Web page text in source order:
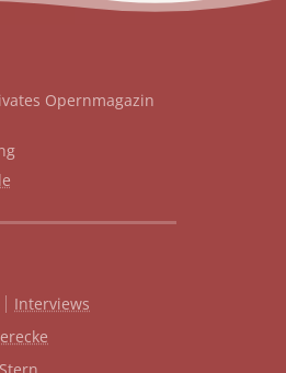
Opernmagazin
Interviews